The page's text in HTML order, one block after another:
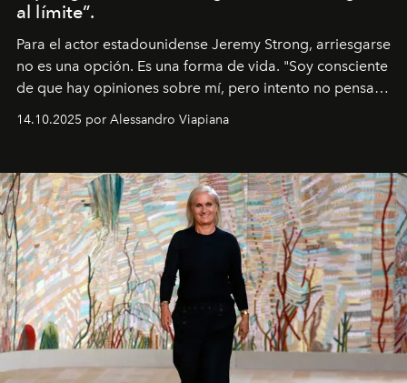
al límite”.
Para el actor estadounidense Jeremy Strong, arriesgarse
no es una opción. Es una forma de vida. "Soy consciente
de que hay opiniones sobre mí, pero intento no pensar
pérdida de tiempo", afirma.
14.10.2025 por Alessandro Viapiana